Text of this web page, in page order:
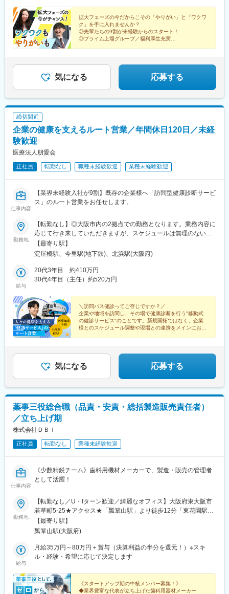
を、月4万1188円～4万5111円支給※上記を超える時間外労働分は
追加で支給＜年収例＞年収370万円～年収410万円（1年目）年収
480万円～年収530万円（5年目）年収580万円以上（10年目）
拡大フェーズの今だからこその「やりがい」と「ワクワ
ク」を手に入れませんか？
◎先輩たちの9割が未経験からのスタート！
◎プライム上場グループ／福利厚生充実
気になる 応募する
締切間近
企業の健康を支えるルート営業／年間休日120日／未経
験歓迎
医療法人朋愛会
正社員 転勤なし 職種未経験歓迎 業種未経験歓迎
仕事内容
【業界未経験入社が9割】既存の企業様へ「訪問型健康診断サービ
ス」のルート営業をお任せします。
勤務地
【転勤なし】◎大阪市内の2拠点での勤務となります。業務内容に
応じて行き来していただきますが、スケジュールは無理のない範
囲で調整しています。■医療法人朋愛会 健診・医療部 本部大阪府
大阪市中央区平野町3-4-14 大阪TKビルディング7階＜アクセス＞
会 訪問健診課 事務所大阪府大阪市東成区大今里1-26-4 カトレヤ
事務所＜アクセス＞大阪メトロ千日前線、今里筋線「今里駅」7番
【最寄り駅】
淀屋橋駅、今里駅(地下鉄)、北浜駅(大阪府)
給与
20代3年目 約410万円
30代4年目（主任）約520万円
＼訪問バス健診ってご存じですか？／
企業や地域を訪問し、その場で健康診断を行う"移動式
の健診サービス"のことです。新規開拓ではなく、企業
様とのスケジュール調整や現場との連携をメインにお任
◎残業月15h以下
気になる 応募する
薬事三役総合職（品責・安責・総括製造販売責任者）
／立ち上げ期
株式会社ＤＢＩ
正社員 転勤なし 業種未経験歓迎
仕事内容
《少数精鋭チーム》歯科用機材メーカーで、製造・販売の管理者
として活躍！
勤務地
【転勤なし／U・Iターン歓迎／綺麗なオフィス】大阪府東大阪市
若草町5-25★アクセス★「瓢箪山駅」より徒歩12分「東花園駅」
より徒歩15分＼オフィスをリニューアルしました！／改装したば
かりの綺麗なオフィスで、快適に働いていただけます♪
【最寄り駅】
瓢箪山駅(大阪府)
給与
月給35万円～80万円＋賞与（決算利益の半分を還元！）※スキ
ル・経験・希望に応じて決定します
《スタートアップ期の中核メンバー募集！》
◆業界豊富な代表が立ち上げた歯科用器材メーカー